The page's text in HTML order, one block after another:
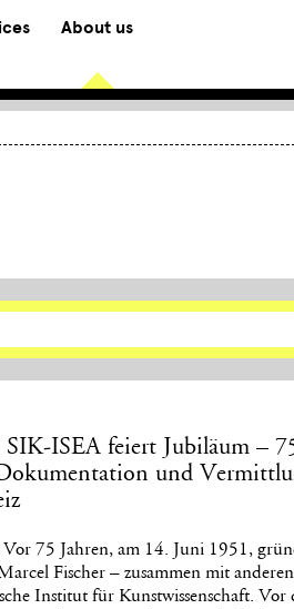
About us
SIK-ISEA feiert Jubiläum –
und
75 Jahren, am 14. Juni 1951,
Fischer – zusammen mit
Institut für Kunstwissenschaft.